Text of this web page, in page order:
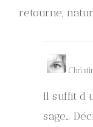
retourne,
Il suffit
sage…